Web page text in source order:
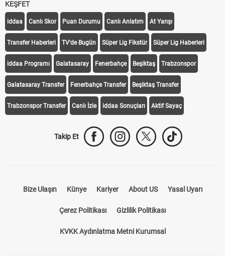
KEŞFET
iddaa Canlı Skor Puan Durumu Canlı Anlatım At Yarışı
Transfer Haberleri TV'de Bugün Süper Lig Fikstür Süper Lig Haberleri
iddaa Programı Galatasaray Fenerbahçe Beşiktaş Trabzonspor
Galatasaray Transfer Fenerbahçe Transfer Beşiktaş Transfer
Canlı İzle iddaa Sonuçları Aktif Sayaç
Künye Kariyer About US
Çerez Politikası Gizlilik Politikası